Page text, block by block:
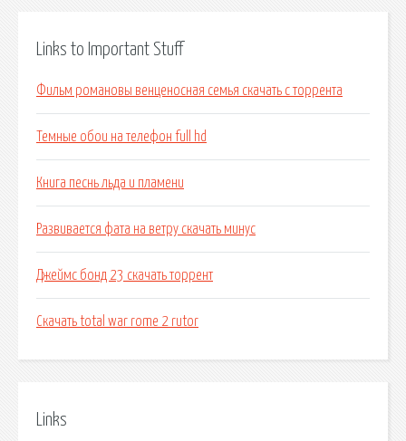
Links to Important Stuff
Фильм романовы венценосная семья скачать с торрента
Темные обои на телефон full hd
Книга песнь льда и пламени
Развивается фата на ветру скачать минус
Джеймс бонд 23 скачать торрент
Скачать total war rome 2 rutor
Links